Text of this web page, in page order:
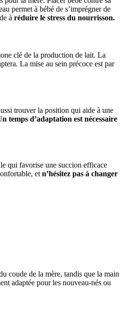
permet à bébé de s’imprégner de
à réduire le stress du nourrisson.
clé de la production de lait. La
La mise au sein précoce est par
trouver la position qui aide à une
temps d’adaptation est nécessaire
qui favorise une succion efficace
et n’hésitez pas à changer
coude de la mère, tandis que la main
adaptée pour les nouveau-nés ou